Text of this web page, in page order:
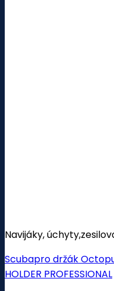
Navijáky,
Scubapro držák
HOLDER PROFESSIONAL